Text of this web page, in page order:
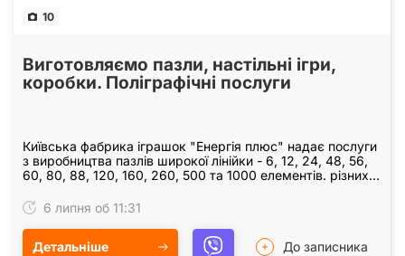
10
Виготовляємо пазли, настільні ігри,
коробки. Поліграфічні послуги
Київська фабрика іграшок "Енергія плюс" надає послуги
з виробництва пазлів широкої лінійки - 6, 12, 24, 48, 56,
60, 80, 88, 120, 160, 260, 500 та 1000 елементів. різних
6 липня об 11:31
Детальніше До записника